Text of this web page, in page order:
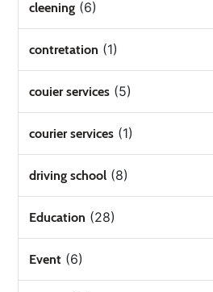
cleening (6)
contretation (1)
couier services (5)
courier services (1)
driving school (8)
Education (28)
Event (6)